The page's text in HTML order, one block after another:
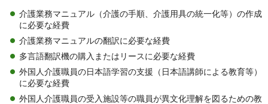
介護業務マニュアル（介護の手順、介護用具の統一化等）の作成
に必要な経費
介護業務マニュアルの翻訳に必要な経費
多言語翻訳機の購入またはリースに必要な経費
外国人介護職員の日本語学習の支援（日本語講師による教育等）
に必要な経費
外国人介護職員の受入施設等の職員が異文化理解を図るための教